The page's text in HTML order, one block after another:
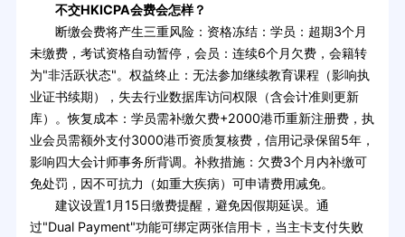
不交HKICPA会费会怎样？
断缴会费将产生三重风险：资格冻结：学员：超期3个月
未缴费，考试资格自动暂停，会员：连续6个月欠费，会籍转
为"非活跃状态"。权益终止：无法参加继续教育课程（影响执
业证书续期），失去行业数据库访问权限（含会计准则更新
库）。恢复成本：学员需补缴欠费+2000港币重新注册费，执
业会员需额外支付3000港币资质复核费，信用记录保留5年，
影响四大会计师事务所背调。补救措施：欠费3个月内补缴可
免处罚，因不可抗力（如重大疾病）可申请费用减免。
建议设置1月15日缴费提醒，避免因假期延误。通
过"Dual Payment"功能可绑定两张信用卡，当主卡支付失败